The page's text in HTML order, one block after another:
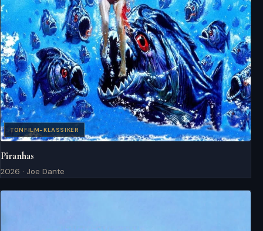
TONFILM-KLASSIKER
Piranhas
2026 · Joe Dante